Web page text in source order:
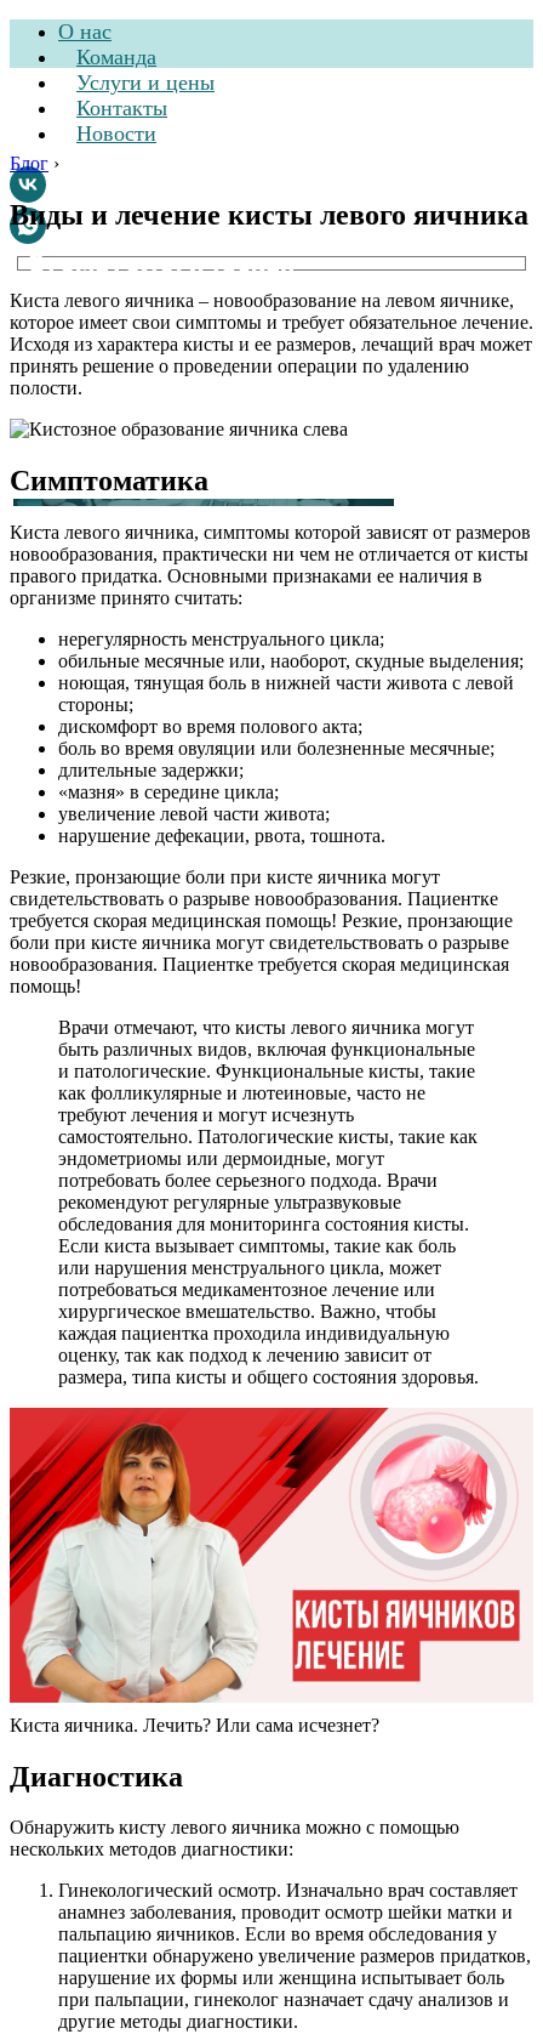
О нас
Команда
Услуги и цены
Контакты
Новости
Стоматологическая
клиника
Блог ›
Виды и лечение кисты левого яичника
Киста левого яичника – новообразование на левом яичнике,
которое имеет свои симптомы и требует обязательное лечение.
Исходя из характера кисты и ее размеров, лечащий врач может
принять решение о проведении операции по удалению
полости.
Симптоматика
Киста левого яичника, симптомы которой зависят от размеров
новообразования, практически ни чем не отличается от кисты
правого придатка. Основными признаками ее наличия в
организме принято считать:
нерегулярность менструального цикла;
обильные месячные или, наоборот, скудные выделения;
ноющая, тянущая боль в нижней части живота с левой
стороны;
дискомфорт во время полового акта;
боль во время овуляции или болезненные месячные;
длительные задержки;
«мазня» в середине цикла;
увеличение левой части живота;
нарушение дефекации, рвота, тошнота.
Резкие, пронзающие боли при кисте яичника могут
свидетельствовать о разрыве новообразования. Пациентке
требуется скорая медицинская помощь! Резкие, пронзающие
боли при кисте яичника могут свидетельствовать о разрыве
новообразования. Пациентке требуется скорая медицинская
помощь!
Врачи отмечают, что кисты левого яичника могут
быть различных видов, включая функциональные
и патологические. Функциональные кисты, такие
как фолликулярные и лютеиновые, часто не
требуют лечения и могут исчезнуть
самостоятельно. Патологические кисты, такие как
эндометриомы или дермоидные, могут
потребовать более серьезного подхода. Врачи
рекомендуют регулярные ультразвуковые
обследования для мониторинга состояния кисты.
Если киста вызывает симптомы, такие как боль
или нарушения менструального цикла, может
потребоваться медикаментозное лечение или
хирургическое вмешательство. Важно, чтобы
каждая пациентка проходила индивидуальную
оценку, так как подход к лечению зависит от
размера, типа кисты и общего состояния здоровья.
Киста яичника. Лечить? Или сама исчезнет?
Диагностика
Обнаружить кисту левого яичника можно с помощью
нескольких методов диагностики:
Гинекологический осмотр. Изначально врач составляет
анамнез заболевания, проводит осмотр шейки матки и
пальпацию яичников. Если во время обследования у
пациентки обнаружено увеличение размеров придатков,
нарушение их формы или женщина испытывает боль
при пальпации, гинеколог назначает сдачу анализов и
другие методы диагностики.